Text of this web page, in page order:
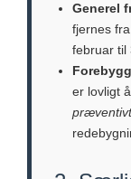
Generel
fjernes
februar til
er lovligt
præventivt